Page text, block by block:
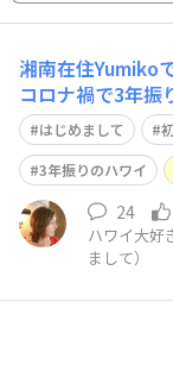
湘南在住Yumiko
コロナ禍で3年振
たがコロナに感
ホノルルマラソン
い。どうぞよろ
はじめまして
3年振りのハワイ
24
ハワイ大好
まして）